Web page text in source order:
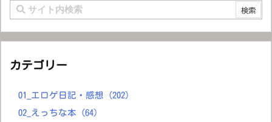
カテゴリー
01_エロゲ日記・感想
(202)
02_えっちな本
(64)